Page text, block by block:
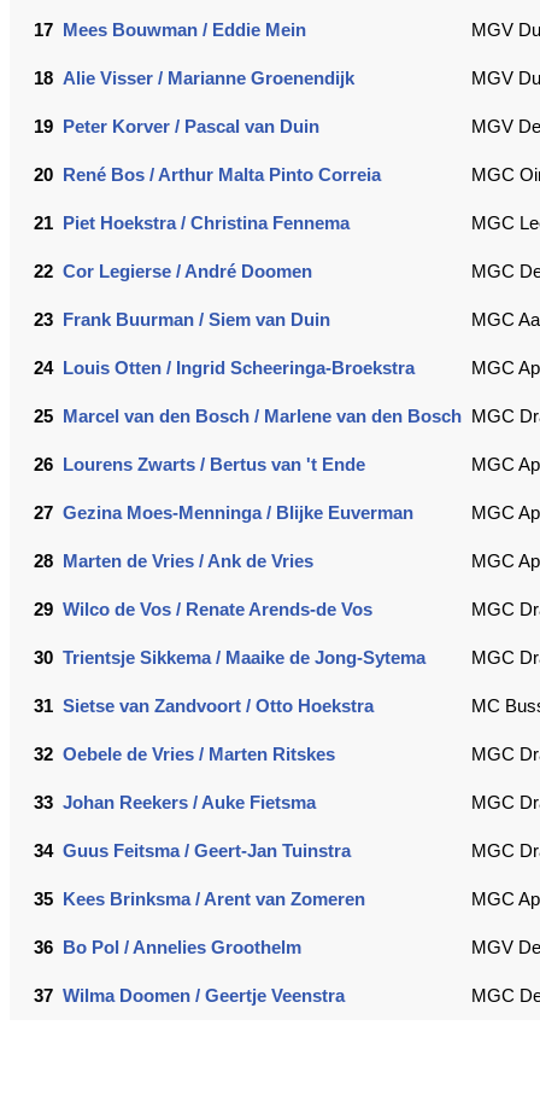
17 Mees Bouwman / Eddie Mein MGV
18 Alie Visser / Marianne Groenendijk MGV
19 Peter Korver / Pascal van Duin MGV
20 René Bos / Arthur Malta Pinto Correia MGC
21 Piet Hoekstra / Christina Fennema MGC
22 Cor Legierse / André Doomen MGC
23 Frank Buurman / Siem van Duin MGC
24 Louis Otten / Ingrid Scheeringa-Broekstra MGC
25 Marcel van den Bosch / Marlene van den Bosch MGC
26 Lourens Zwarts / Bertus van 't Ende MGC
27 Gezina Moes-Menninga / Blijke Euverman MGC
28 Marten de Vries / Ank de Vries MGC
29 Wilco de Vos / Renate Arends-de Vos MGC
30 Trientsje Sikkema / Maaike de Jong-Sytema MGC
31 Sietse van Zandvoort / Otto Hoekstra MC
32 Oebele de Vries / Marten Ritskes MGC
33 Johan Reekers / Auke Fietsma MGC
34 Guus Feitsma / Geert-Jan Tuinstra MGC
35 Kees Brinksma / Arent van Zomeren MGC
36 Bo Pol / Annelies Groothelm MGV
37 Wilma Doomen / Geertje Veenstra MGC